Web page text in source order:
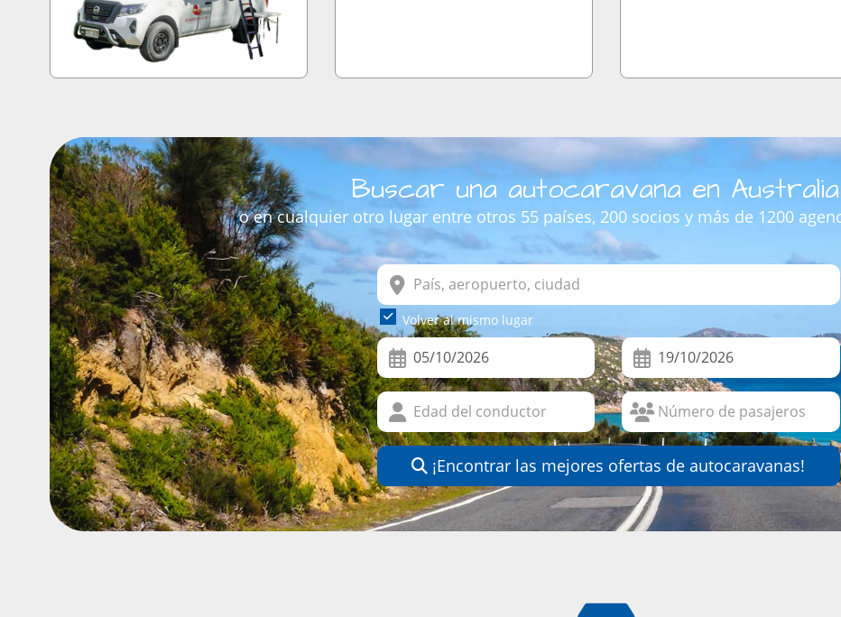
Buscar una autocaravana en Australia
o en cualquier otro lugar entre otros 55 países, 200 socios y más de 1200
Volver al mismo lugar
¡Encontrar las mejores ofertas de autocaravanas!